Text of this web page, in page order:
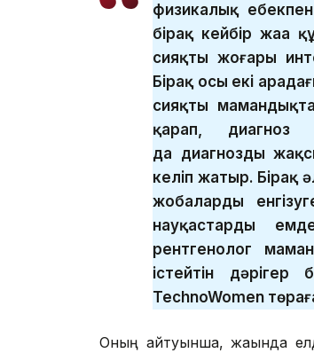
физикалық
бірақ кейбір жаңа
сияқты жоғары
Бірақ осы екі
сияқты
қарап, диагноз
да диагнозды
келіп жатыр. Бірақ
жобаларды
науқастарды
рентгенолог
істейтін
TechnoWomen
Оның айтуынша, жақында